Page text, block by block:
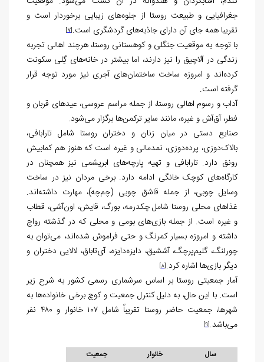
جغرافیایی و طبیعت روستا از جلوه‌های زیبایی برخوردار است و
تقریبا همه جای آن دارای جاذبه‌های گردشگری است.[7]
با توجه به موقعیت جنگلی و کوهستانی روستا، هرچند اهالی تجربه
زندگی در آلاچیق را نیز دارند، اما بیشتر در خانه‌های گِلی سکونت
کرده‌اند و امروزه ساخت ساختمان‌های آجری نیز مورد توجه قرار
گرفته است.
آداب و رسوم اهالی روستا، از جمله مراسم عروسی، عیدهای قربان و
فطر، آق‌آش و غیره، مانند سایر ترکمن‌ها برگزار می‌شود.
صنایع دستی در میان زنان و دختران روستا شامل تارابافی،
بالاک‌دوزی، پرده‌دوزی، نمدمالی و غیره است که هنوز هم کمابیش
رونق دارد. تارا‌بافی و تهیه پارچه‌های ابریشمی نیز همچنان در
کارگاه‌های کوچک خانگی ادامه دارد. برخی مردان نیز در ساخت
وسایل چوبی، از جمله قاشق چوبی (چم‌چه)، مهارت داشته‌اند.
غذاهای محلی روستا شامل چکدرمه، بورگ، قایش، اون‌آشی، قطاب
و غیره است. از جمله بازی‌های بومی و محلی که در گذشته رواج
داشته و امروزه بسیار کمرنگ و حتی فراموش شده‌اند، می‌توان به
چورلنگ، گلیم‌پرچگ، آششیق، دایزه‌دایزه، آی‌تاباق، لالایی دختران و
دیگر بازی‌ها اشاره کرد.[8]
آمار جمعیتی روستا بر اساس سرشماری رسمی کشور به شرح زیر
است. با این حال، به دلیل کنترل جمعیت و کوچ برخی خانواده‌ها به
شهرها، جمعیت حاضر روستا تقریباً شامل ۱۰۷ خانوار و ۴۸۰ نفر
می‌باشد.[9]
سال خانوار جمعیت